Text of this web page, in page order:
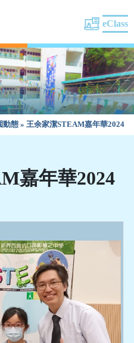
eClass
動態 » 王余家潔STEAM嘉年華2024
嘉年華2024